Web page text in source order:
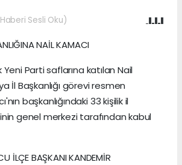
Sesli Oku)
NAİL KAMACI
Yeni Parti saflarına katılan Nail
İl Başkanlığı görevi resmen
başkanlığındaki 33 kişilik il
genel merkezi tarafından kabul
İLÇE BAŞKANI KANDEMİR